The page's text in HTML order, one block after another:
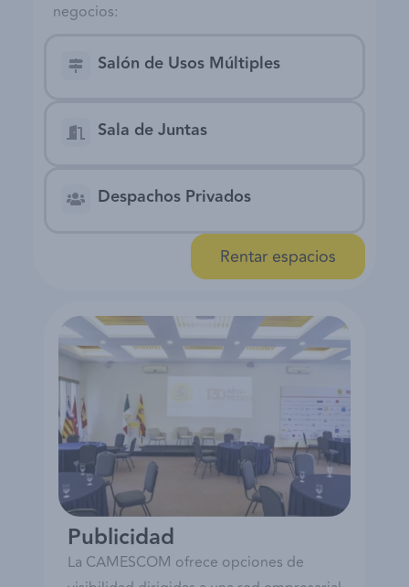
negocios:
Salón de Usos Múltiples
Sala de Juntas
Despachos Privados
Rentar espacios
Publicidad
La CAMESCOM ofrece opciones de